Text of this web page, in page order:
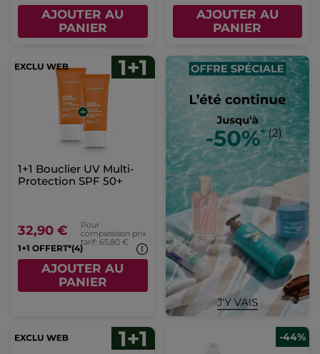
AJOUTER AU
PANIER
AJOUTER AU
PANIER
1+1 Bouclier UV Multi-
Protection SPF 50+​
32,90 €
Pour
comparaison prix
tarif: 65,80 €
1+1 OFFERT*(4)
AJOUTER AU
PANIER
-44%